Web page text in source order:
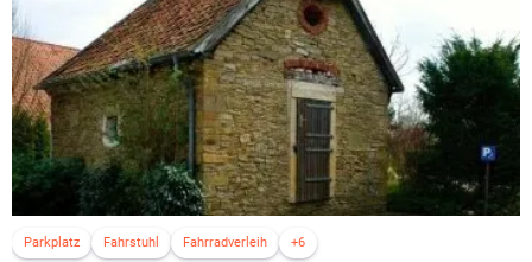
Parkplatz Fahrstuhl Fahrradverleih +6